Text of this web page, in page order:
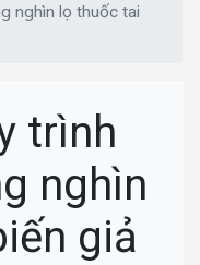
nghìn lọ thuốc tai
trình
nghìn
giả